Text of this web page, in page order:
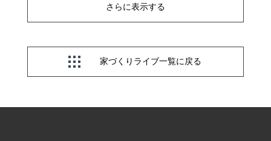
さらに表示する
家づくりライブ一覧に戻る